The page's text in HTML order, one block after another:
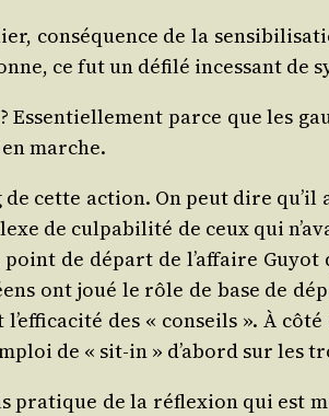
consé­quence de la
ce fut un défi­lé inces­sant de
parce que les
marche.
cette action. On peut dire
de culpa­bi­li­té de ceux qui
de départ de l’affaire Guyot
ont joué le rôle de base de
des « conseils ». À
de « sit‑in » d’abord sur les
pra­tique de la réflexion qui est